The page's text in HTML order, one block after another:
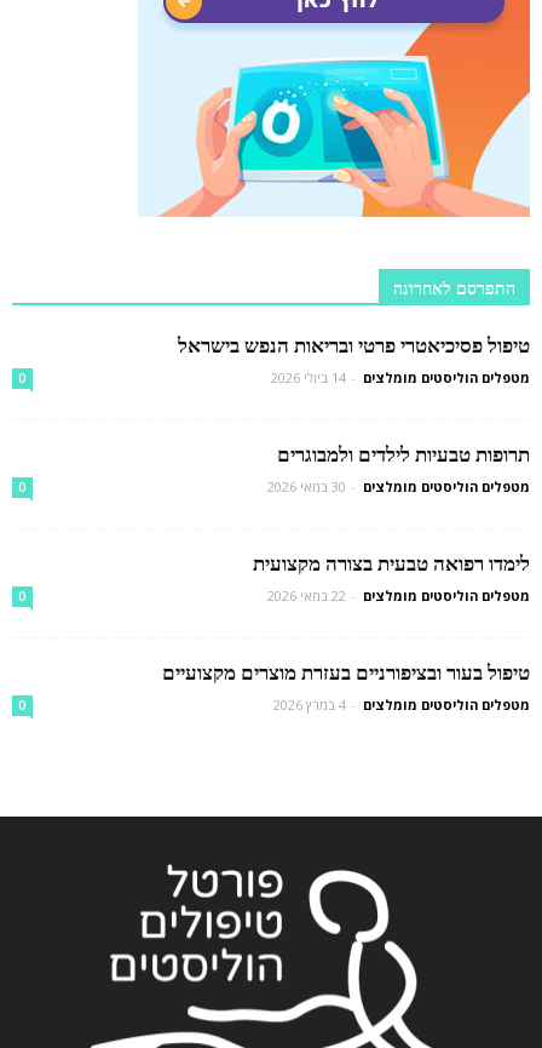
התפרסם לאחרונה
טיפול פסיכיאטרי פרטי ובריאות הנפש בישראל
מטפלים הוליסטים מומלצים - 14 ביולי 2026 0
תרופות טבעיות לילדים ולמבוגרים
מטפלים הוליסטים מומלצים - 30 במאי 2026 0
לימדו רפואה טבעית בצורה מקצועית
מטפלים הוליסטים מומלצים - 22 במאי 2026 0
טיפול בעור ובציפורניים בעזרת מוצרים מקצועיים
מטפלים הוליסטים מומלצים - 4 במרץ 2026 0